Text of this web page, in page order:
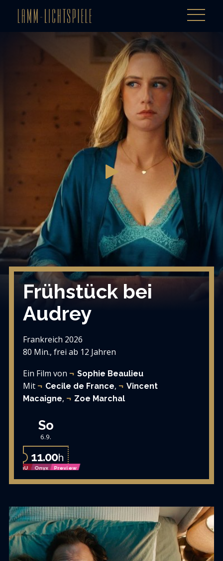
Frühstück bei
Audrey
Frankreich 2026
80 Min., frei ab 12 Jahren
Ein Film von
Sophie Beaulieu
Mit Cecile de France,
Vincent
Macaigne, Zoe Marchal
So
6.9.
11.00h
OmU Onyx Preview